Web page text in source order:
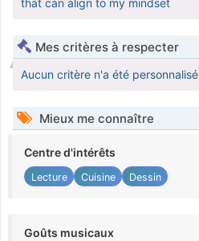
that can align to my mindset
Mes critères à respecter
Aucun critère n'a été personnalisé
Mieux me connaître
Centre d'intérêts
Lecture Cuisine Dessin
Goûts musicaux